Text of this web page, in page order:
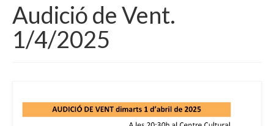
Escola
Sobre nosaltres
Pla d’estudis
Audició de Vent.
1/4/2025